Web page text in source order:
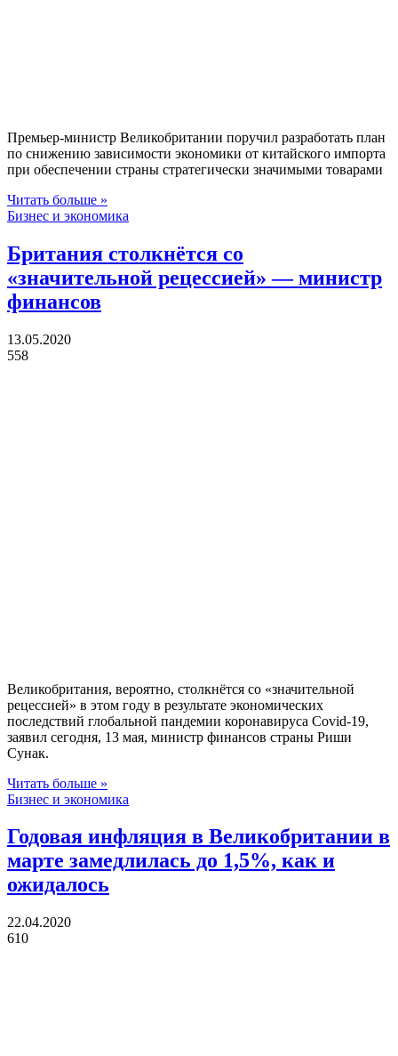
Премьер-министр Великобритании поручил разработать план
по снижению зависимости экономики от китайского импорта
при обеспечении страны стратегически значимыми товарами
Читать больше »
Бизнес и экономика
Британия столкнётся со
«значительной рецессией» — министр
финансов
13.05.2020
558
Великобритания, вероятно, столкнётся со «значительной
рецессией» в этом году в результате экономических
последствий глобальной пандемии коронавируса Covid-19,
заявил сегодня, 13 мая, министр финансов страны Риши
Сунак.
Читать больше »
Бизнес и экономика
Годовая инфляция в Великобритании в
марте замедлилась до 1,5%, как и
ожидалось
22.04.2020
610